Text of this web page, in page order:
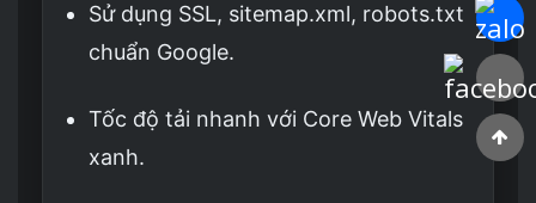
Chat
Sử dụng SSL, sitemap.xml, robots.txt
chuẩn Google.
Tốc độ tải nhanh với Core Web Vitals
xanh.